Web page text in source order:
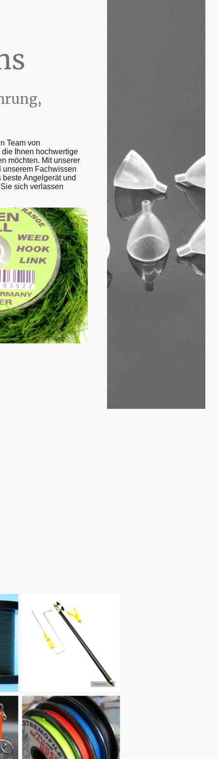
Team von
Ihnen hochwertige
möchten. Mit unserer
Fachwissen
Angelgerät und
sich verlassen